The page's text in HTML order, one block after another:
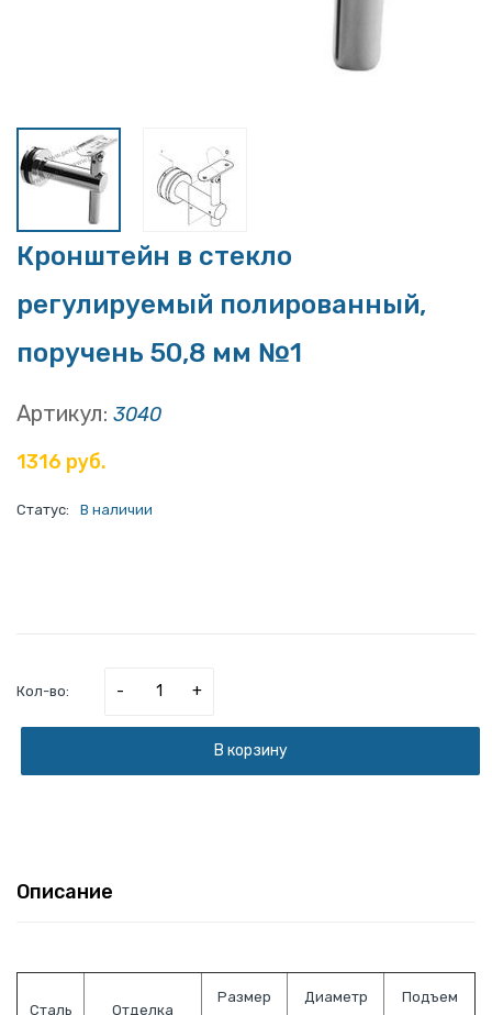
Кронштейн в стекло
регулируемый полированный,
поручень 50,8 мм №1
Артикул: 3040
1316 руб.
Статус: В наличии
Кол-во: - +
В корзину
Описание
Сталь Отделка
Размер
Диаметр
Подъем